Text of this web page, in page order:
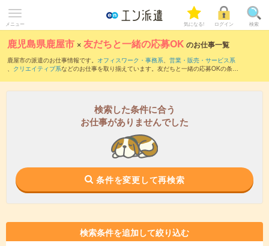
メニュー 気になる! ログイン 検索
鹿児島県鹿屋市 ×友だちと一緒の応募OK のお仕事一覧
鹿屋市の派遣のお仕事情報です。 オフィスワーク・事務系、 営業・販売・サービス系
、 クリエイティブ系などのお仕事を取り揃えています。友だちと一緒の応募OKの条件
検索した条件に合う
お仕事がありませんでした
条件を変更して再検索
検索条件を追加して絞り込む